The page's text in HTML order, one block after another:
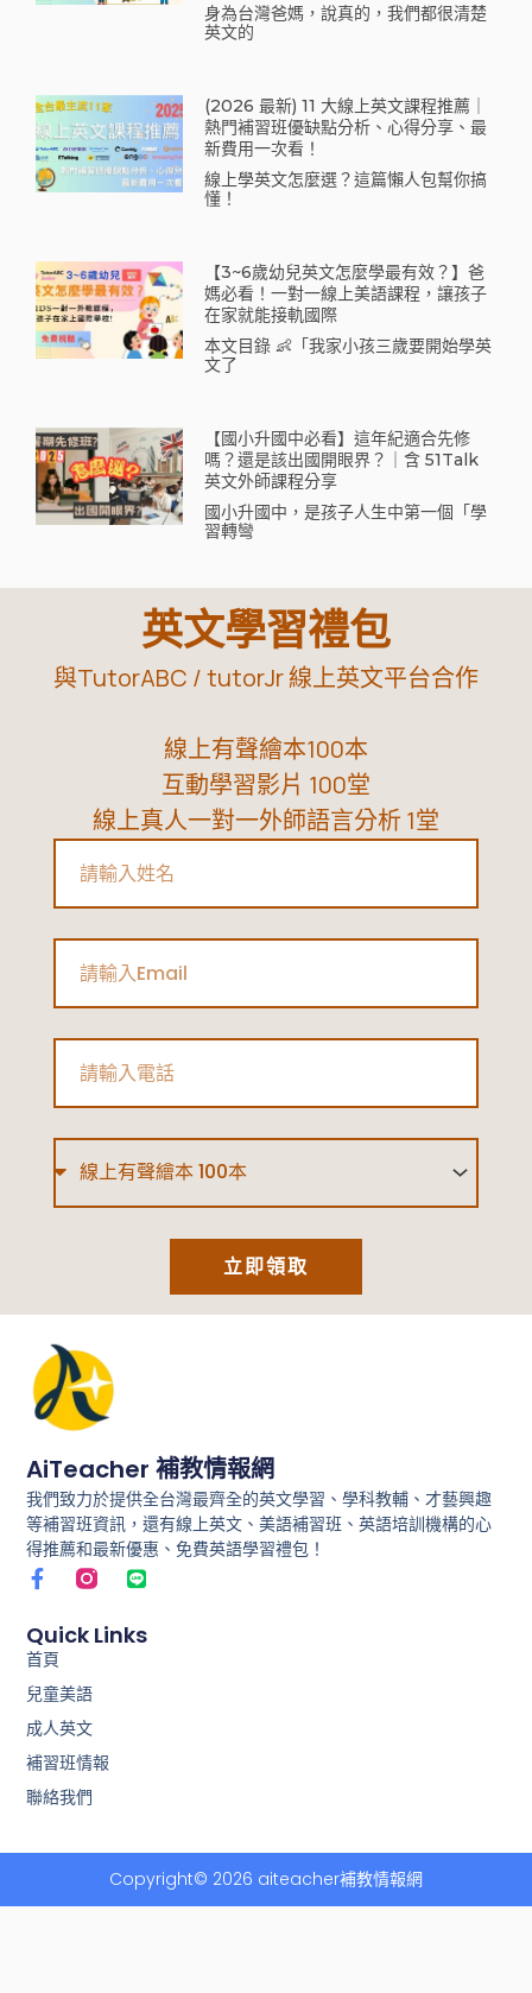
身為台灣爸媽，說真的，我們都很清楚
英文的
(2026 最新) 11 大線上英文課程推薦｜
熱門補習班優缺點分析、心得分享、最
新費用一次看！
線上學英文怎麼選？這篇懶人包幫你搞
懂！
【3~6歲幼兒英文怎麼學最有效？】爸
媽必看！一對一線上美語課程，讓孩子
在家就能接軌國際
本文目錄 👶「我家小孩三歲要開始學英
文了
【國小升國中必看】這年紀適合先修
嗎？還是該出國開眼界？｜含 51Talk
英文外師課程分享
國小升國中，是孩子人生中第一個「學
習轉彎
英文學習禮包
與TutorABC / tutorJr 線上英文平台合作
線上有聲繪本100本
互動學習影片 100堂
線上真人一對一外師語言分析 1堂
立即領取
AiTeacher 補教情報網
我們致力於提供全台灣最齊全的英文學習、學科教輔、才藝興趣
等補習班資訊，還有線上英文、美語補習班、英語培訓機構的心
得推薦和最新優惠、免費英語學習禮包！
F
a
e
b
o
o
k
-
f
L
i
e
Quick Links
首頁
兒童美語
成人英文
補習班情報
聯絡我們
Copyright© 2026 aiteacher補教情報網